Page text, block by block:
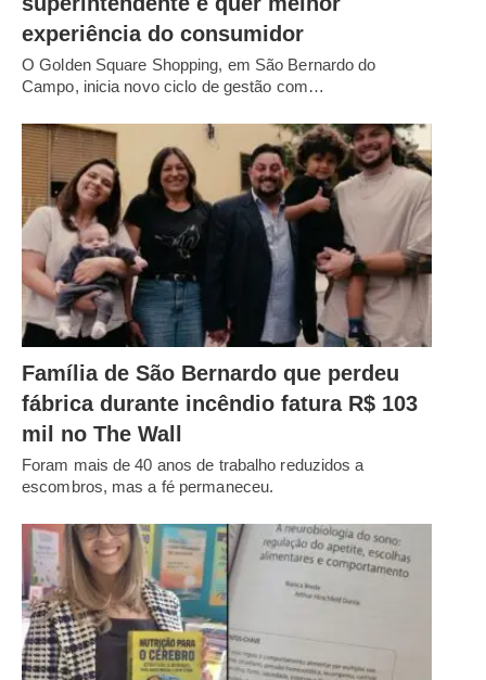
experiência do consumidor
O Golden Square Shopping, em São Bernardo do
Campo, inicia novo ciclo de gestão com…
Família de São Bernardo que perdeu
fábrica durante incêndio fatura R$ 103
mil no The Wall
Foram mais de 40 anos de trabalho reduzidos a
escombros, mas a fé permaneceu.